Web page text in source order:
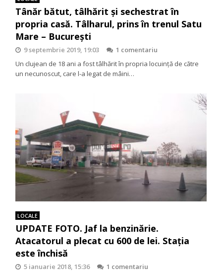
Tânăr bătut, tâlhărit și sechestrat în
propria casă. Tâlharul, prins în trenul Satu
Mare – București
9 septembrie 2019, 19:03
1 comentariu
Un clujean de 18 ani a fost tâlhărit în propria locuință de către
un necunoscut, care l-a legat de mâini…
LOCALE
UPDATE FOTO. Jaf la benzinărie.
Atacatorul a plecat cu 600 de lei. Stația
este închisă
5 ianuarie 2018, 15:36
1 comentariu